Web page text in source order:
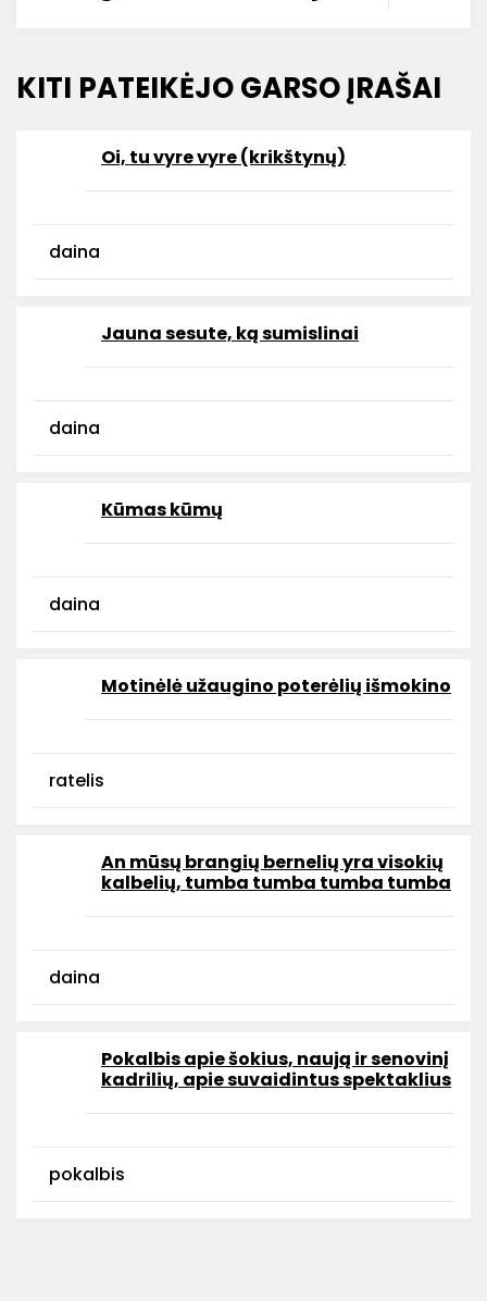
KITI PATEIKĖJO GARSO ĮRAŠAI
Oi, tu vyre vyre (krikštynų)
daina
Jauna sesute, ką sumislinai
daina
Kūmas kūmų
daina
Motinėlė užaugino poterėlių išmokino
ratelis
An mūsų brangių bernelių yra visokių
kalbelių, tumba tumba tumba tumba
daina
Pokalbis apie šokius, naują ir senovinį
kadrilių, apie suvaidintus spektaklius
pokalbis